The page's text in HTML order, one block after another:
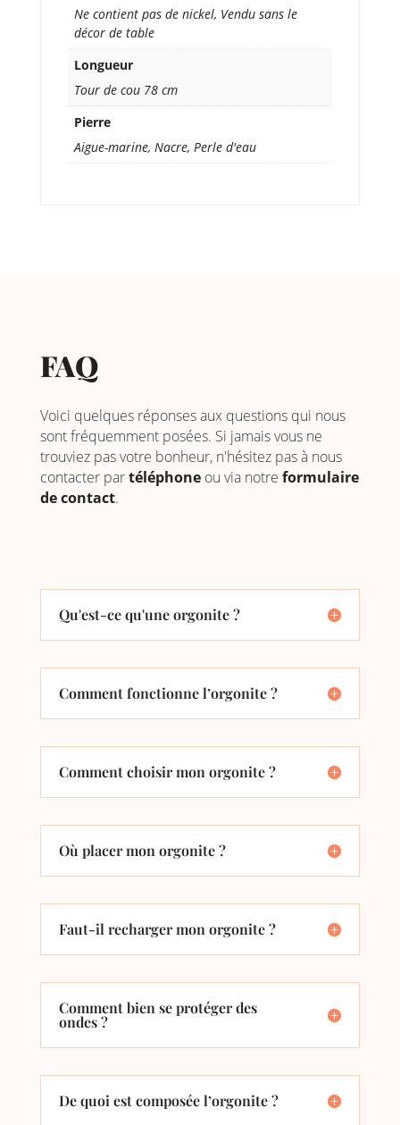
Ne contient pas de nickel, Vendu sans le
décor de table
Longueur
Tour de cou 78 cm
Pierre
Aigue-marine, Nacre, Perle d'eau
FAQ
Voici quelques réponses aux questions qui nous
sont fréquemment posées. Si jamais vous ne
trouviez pas votre bonheur, n'hésitez pas à nous
contacter partéléphoneou via notre formulaire
de contact.
Qu'est-ce qu'une orgonite ?
Comment fonctionne l’orgonite ?
Comment choisir mon orgonite ?
Où placer mon orgonite ?
Faut-il recharger mon orgonite ?
Comment bien se protéger des
ondes ?
De quoi est composée l’orgonite ?